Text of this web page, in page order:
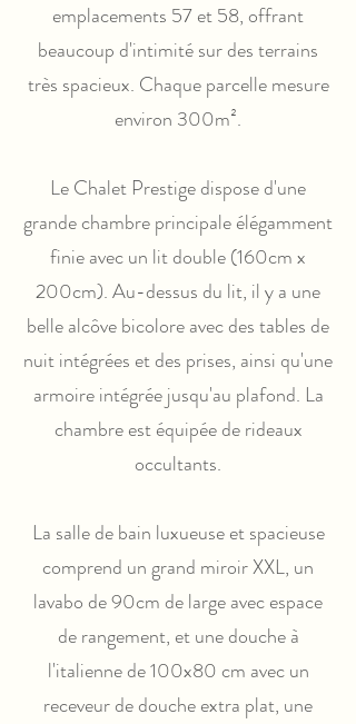
emplacements 57 et 58, offrant
beaucoup d'intimité sur des terrains
très spacieux. Chaque parcelle mesure
environ 300m².
Le Chalet Prestige dispose d'une
grande chambre principale élégamment
finie avec un lit double (160cm x
200cm). Au-dessus du lit, il y a une
belle alcôve bicolore avec des tables de
nuit intégrées et des prises, ainsi qu'une
armoire intégrée jusqu'au plafond. La
chambre est équipée de rideaux
occultants.
La salle de bain luxueuse et spacieuse
comprend un grand miroir XXL, un
lavabo de 90cm de large avec espace
de rangement, et une douche à
l'italienne de 100x80 cm avec un
receveur de douche extra plat, une